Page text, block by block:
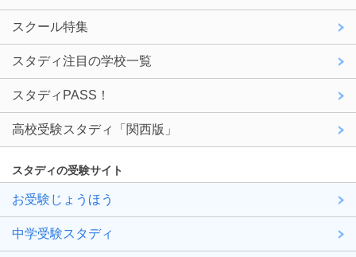
スクール特集
スタディ注目の学校一覧
スタディPASS！
高校受験スタディ「関西版」
スタディの受験サイト
お受験じょうほう
中学受験スタディ